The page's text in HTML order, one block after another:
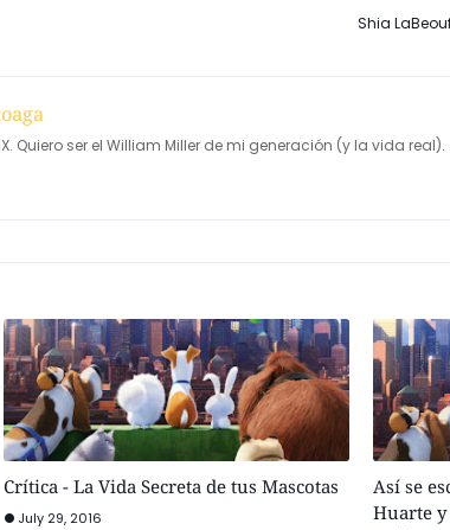
Shia
Quiero ser el William Miller de mi generación (y la vida real).
Crítica - La Vida Secreta de tus Mascotas
July 29, 2016
Así se
Huarte